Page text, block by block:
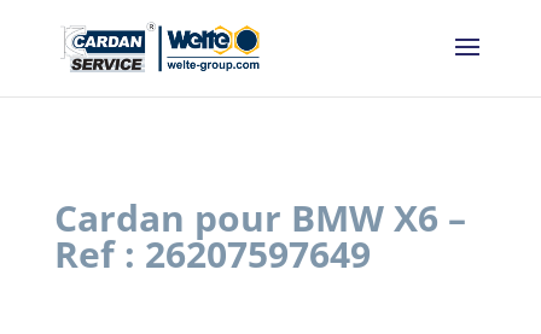
Cardan pour BMW X6 –
Ref : 26207597649